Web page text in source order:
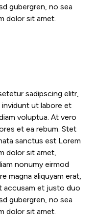
gubergren, no sea
dolor sit amet.
sadipscing elitr,
ut labore et
voluptua. At vero
et ea rebum. Stet
sanctus est Lorem
dolor sit amet,
nonumy eirmod
magna aliquyam erat,
accusam et justo duo
gubergren, no sea
dolor sit amet.